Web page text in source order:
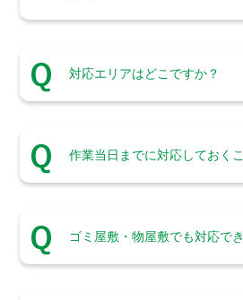
対応エリアはどこですか？
作業当日までに対応しておく
ゴミ屋敷・物屋敷でも対応で